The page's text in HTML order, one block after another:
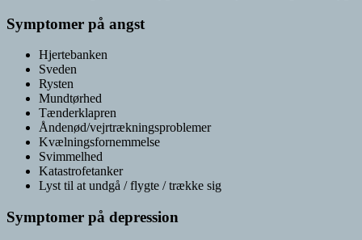
Symptomer på angst
Hjertebanken
Sveden
Rysten
Mundtørhed
Tænderklapren
Åndenød/vejrtrækningsproblemer
Kvælningsfornemmelse
Svimmelhed
Katastrofetanker
Lyst til at undgå / flygte / trække sig
Symptomer på depression